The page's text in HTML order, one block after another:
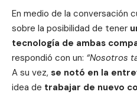
En medio de la conversación
sobre la posibilidad de tener
tecnología de ambas
respondió con un: “Nosotros
A su vez, se notó en la
idea de trabajar de nuevo